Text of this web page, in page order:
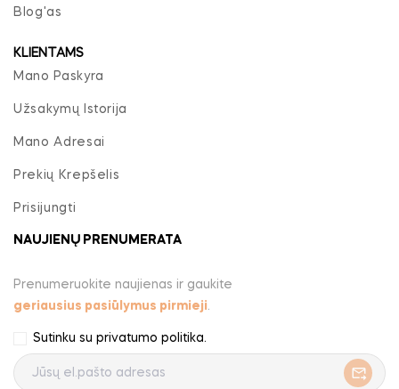
Blog'as
KLIENTAMS
Mano Paskyra
Užsakymų Istorija
Mano Adresai
Prekių Krepšelis
Prisijungti
NAUJIENŲ PRENUMERATA
Prenumeruokite naujienas ir gaukite
geriausius pasiūlymus pirmieji.
Sutinku su privatumo politika.